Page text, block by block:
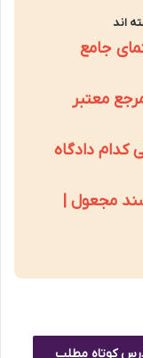
اند
جامع
معتبر
دادگاه
مجعول |
کوتاه مطلب